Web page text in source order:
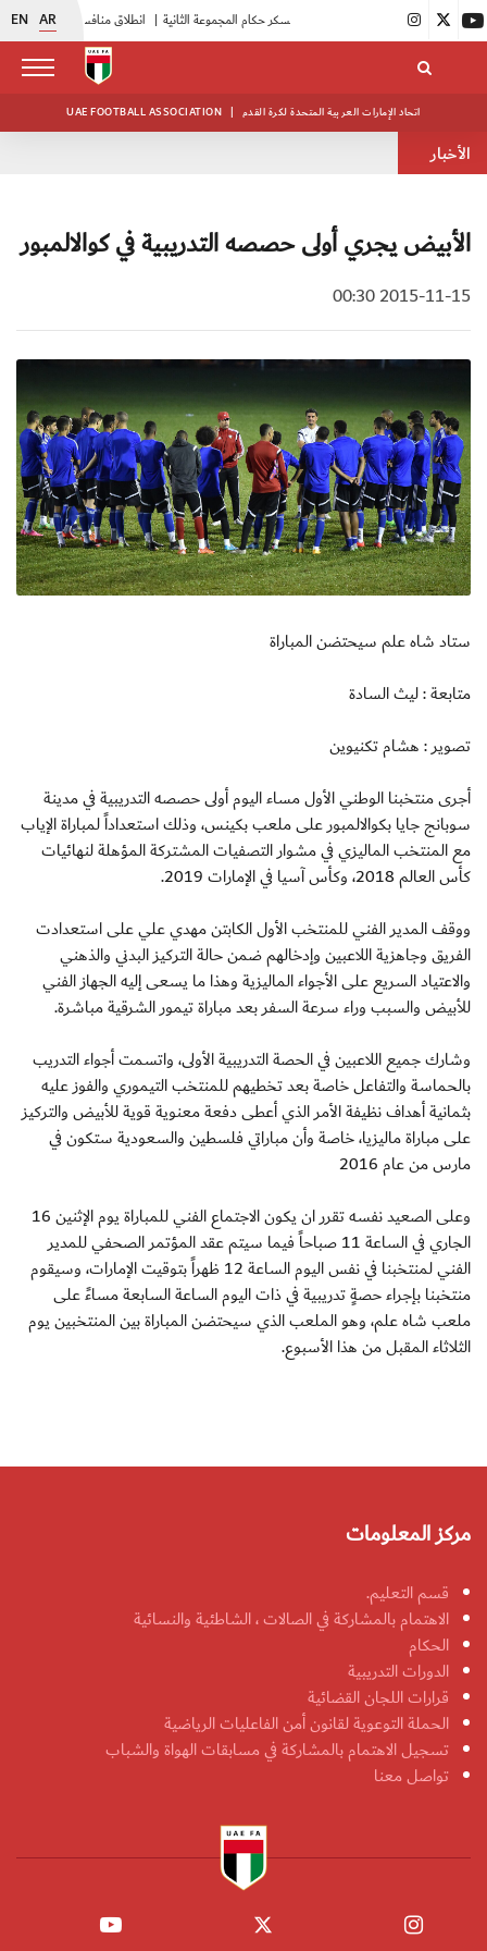
EN AR |
UAE FOOTBALL ASSOCIATION | اتحاد الإمارات العربية المتحدة لكرة القدم
الأخبار
الأبيض يجري أولى حصصه التدريبية في كوالالمبور
2015-11-15 00:30
ستاد شاه علم سيحتضن المباراة
متابعة : ليث السادة
تصوير : هشام تكنيوين
أجرى منتخبنا الوطني الأول مساء اليوم أولى حصصه التدريبية في مدينة
سوبانج جايا بكوالالمبور على ملعب بكينس، وذلك استعداداً لمباراة الإياب
مع المنتخب الماليزي في مشوار التصفيات المشتركة المؤهلة لنهائيات
كأس العالم 2018، وكأس آسيا في الإمارات 2019.
ووقف المدير الفني للمنتخب الأول الكابتن مهدي علي على استعدادت
الفريق وجاهزية اللاعبين وإدخالهم ضمن حالة التركيز البدني والذهني
والاعتياد السريع على الأجواء الماليزية وهذا ما يسعى إليه الجهاز الفني
للأبيض والسبب وراء سرعة السفر بعد مباراة تيمور الشرقية مباشرة.
وشارك جميع اللاعبين في الحصة التدريبية الأولى، واتسمت أجواء التدريب
بالحماسة والتفاعل خاصة بعد تخطيهم للمنتخب التيموري والفوز عليه
بثمانية أهداف نظيفة الأمر الذي أعطى دفعة معنوية قوية للأبيض والتركيز
على مباراة ماليزيا، خاصة وأن مباراتي فلسطين والسعودية ستكون في
مارس من عام 2016
وعلى الصعيد نفسه تقرر ان يكون الاجتماع الفني للمباراة يوم الإثنين 16
الجاري في الساعة 11 صباحاً فيما سيتم عقد المؤتمر الصحفي للمدير
الفني لمنتخبنا في نفس اليوم الساعة 12 ظهراً بتوقيت الإمارات، وسيقوم
منتخبنا بإجراء حصةٍ تدريبية في ذات اليوم الساعة السابعة مساءً على
ملعب شاه علم، وهو الملعب الذي سيحتضن المباراة بين المنتخبين يوم
الثلاثاء المقبل من هذا الأسبوع.
مركز المعلومات
قسم التعليم.
الاهتمام بالمشاركة في الصالات ، الشاطئية والنسائية
الحكام
الدورات التدريبية
قرارات اللجان القضائية
الحملة التوعوية لقانون أمن الفاعليات الرياضية
تسجيل الاهتمام بالمشاركة في مسابقات الهواة والشباب
تواصل معنا